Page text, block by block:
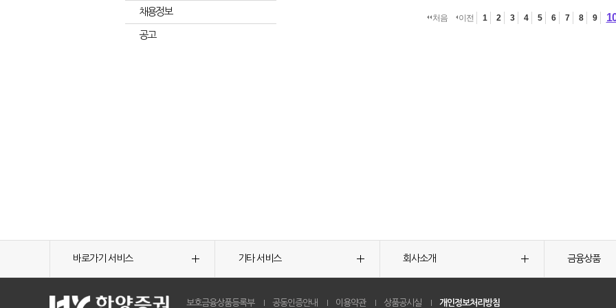
채용정보
공고
처음 이전 1 2 3 4 5 6 7 8 9
바로가기 서비스 기타 서비스 회사소개 금융상품
보호금융상품등록부 공동인증안내 이용약관 상품공시실 개인정보처리방침